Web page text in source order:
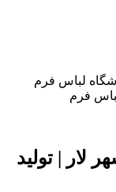
لار | تولید